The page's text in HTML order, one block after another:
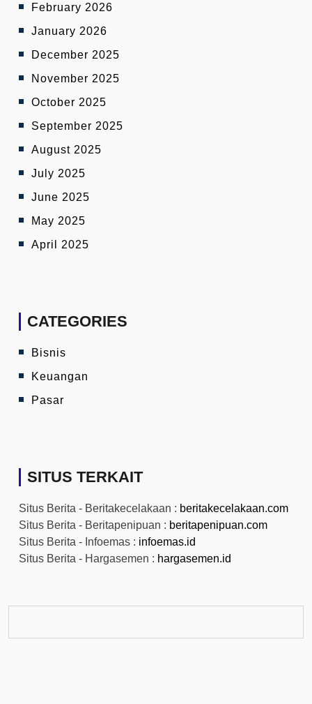
February 2026
January 2026
December 2025
November 2025
October 2025
September 2025
August 2025
July 2025
June 2025
May 2025
April 2025
CATEGORIES
Bisnis
Keuangan
Pasar
SITUS TERKAIT
Situs Berita - Beritakecelakaan : beritakecelakaan.com
Situs Berita - Beritapenipuan : beritapenipuan.com
Situs Berita - Infoemas : infoemas.id
Situs Berita - Hargasemen : hargasemen.id